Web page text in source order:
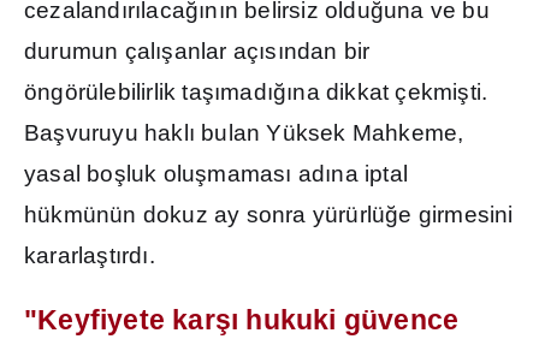
cezaland ırı lacağının belirsiz olduğuna ve bu
durumun çal ışanlar açısından bir
öngörülebilirlik taşımadığına dikkat çekmişti.
Başvuruyu hakl ı bulan Yüksek Mahkeme,
yasal boş luk oluşmaması adına iptal
hükmünün dokuz ay sonra yürürlüğe girmesini
kararlaştırdı.
"Keyfiyete karşı hukuki güvence